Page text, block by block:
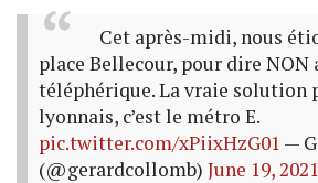
Cet après-midi, nous
place Bellecour, pour dire NON
téléphérique. La vraie solution
lyonnais, c’est le métro E.
pic.twitter.com/xPiixHzG01 —
(@gerardcollomb) June 19, 2021